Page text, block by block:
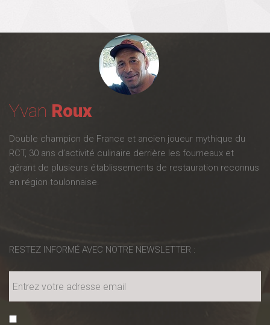
Yvan Roux
Double champion de France et ancien joueur mythique du
RCT, 30 ans d’activité culinaire derrière les fourneaux et
gérant de plusieurs établissements de restauration reconnus
en région toulonnaise.
RESTEZ INFORMÉ AVEC NOTRE NEWSLETTER :